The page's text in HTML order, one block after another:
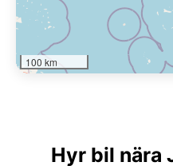
100 km
Hyr bil nära